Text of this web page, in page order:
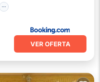
VER OFERTA